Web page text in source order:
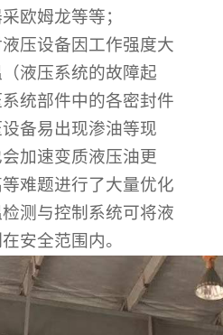
欧姆龙等等；
压设备因工作强度大
液压系统的故障起
统部件中的各密封件
备易出现渗油等现
加速变质液压油更
难题进行了大量优化
测与控制系统可将液
安全范围内。